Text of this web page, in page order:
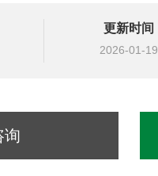
更新时间
2026-01-19
询